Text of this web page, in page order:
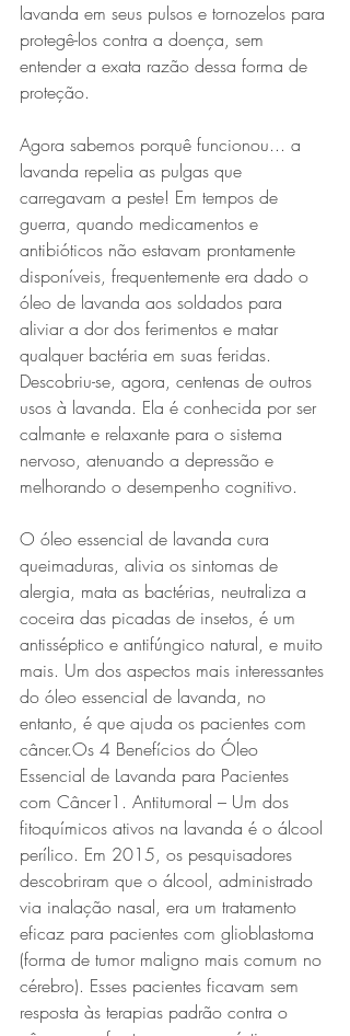
lavanda em seus pulsos e tornozelos para
protegê-los contra a doença, sem
entender a exata razão dessa forma de
proteção.
Agora sabemos porquê funcionou... a
lavanda repelia as pulgas que
carregavam a peste! Em tempos de
guerra, quando medicamentos e
antibióticos não estavam prontamente
disponíveis, frequentemente era dado o
óleo de lavanda aos soldados para
aliviar a dor dos ferimentos e matar
qualquer bactéria em suas feridas.
Descobriu-se, agora, centenas de outros
usos à lavanda. Ela é conhecida por ser
calmante e relaxante para o sistema
nervoso, atenuando a depressão e
melhorando o desempenho cognitivo.
O óleo essencial de lavanda cura
queimaduras, alivia os sintomas de
alergia, mata as bactérias, neutraliza a
coceira das picadas de insetos, é um
antisséptico e antifúngico natural, e muito
mais. Um dos aspectos mais interessantes
do óleo essencial de lavanda, no
entanto, é que ajuda os pacientes com
câncer.Os 4 Benefícios do Óleo
Essencial de Lavanda para Pacientes
com Câncer1. Antitumoral – Um dos
fitoquímicos ativos na lavanda é o álcool
perílico. Em 2015, os pesquisadores
descobriram que o álcool, administrado
via inalação nasal, era um tratamento
eficaz para pacientes com glioblastoma
(forma de tumor maligno mais comum no
cérebro). Esses pacientes ficavam sem
resposta às terapias padrão contra o